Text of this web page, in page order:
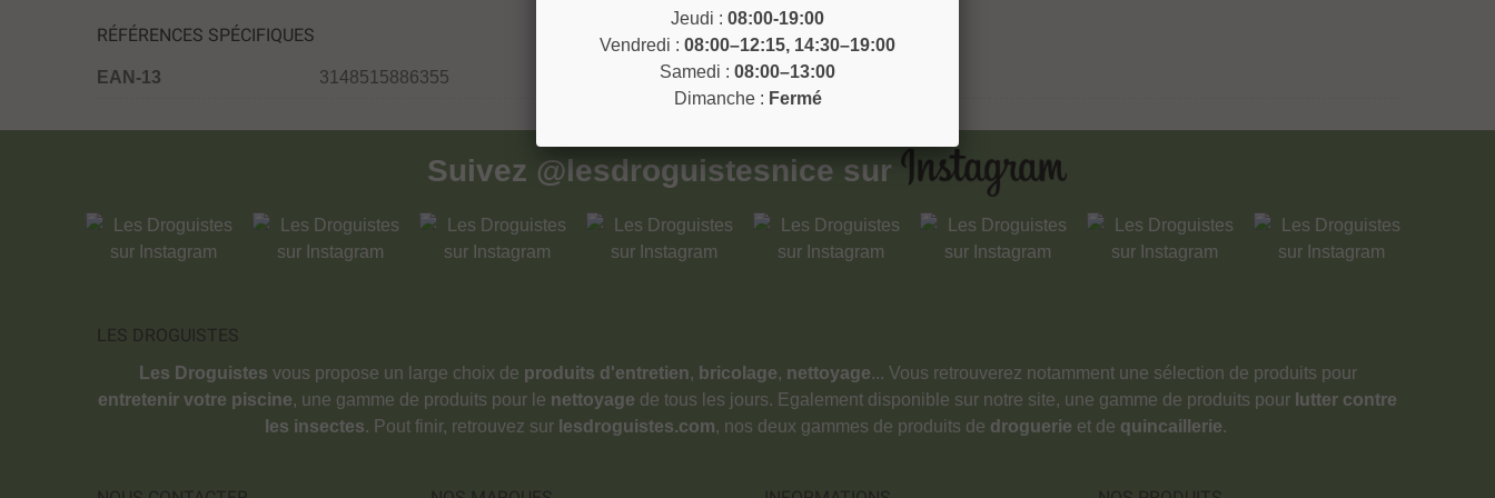
RÉFÉRENCES SPÉCIFIQUES
EAN-13 3148515886355
Suivez @lesdroguistesnice sur
LES DROGUISTES
Les Droguistes vous propose un large choix de produits d'entretien, bricolage, nettoyage... Vous retrouverez notamment une sélection de produits pour
entretenir votre piscine, une gamme de produits pour le nettoyage de tous les jours. Egalement disponible sur notre site, une gamme de produits pour lutter contre
les insectes. Pout finir, retrouvez sur lesdroguistes.com, nos deux gammes de produits de droguerie et de quincaillerie.
Jeudi : 08:00-19:00
Vendredi : 08:00–12:15, 14:30–19:00
Samedi : 08:00–13:00
Dimanche : Fermé